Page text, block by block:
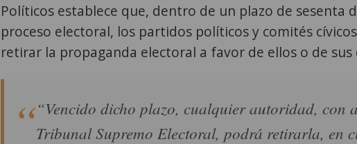
Políticos establece que, dentro de un plazo de sesenta
proceso electoral, los partidos políticos y comités
retirar la propaganda electoral a favor de ellos o de sus
“Vencido dicho plazo, cualquier autoridad, con
Tribunal Supremo Electoral, podrá retirarla, en